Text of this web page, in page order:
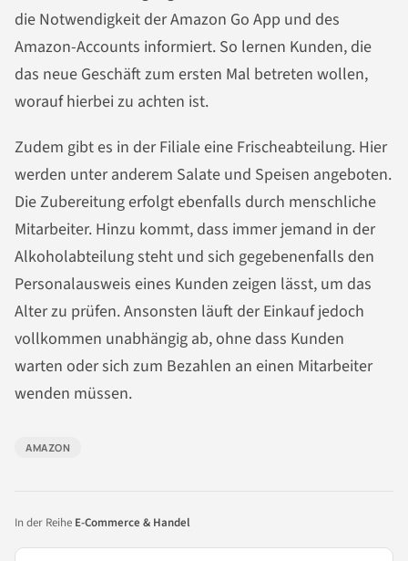
die Notwendigkeit der Amazon Go App und des
Amazon-Accounts informiert. So lernen Kunden, die
das neue Geschäft zum ersten Mal betreten wollen,
worauf hierbei zu achten ist.
Zudem gibt es in der Filiale eine Frischeabteilung. Hier
werden unter anderem Salate und Speisen angeboten.
Die Zubereitung erfolgt ebenfalls durch menschliche
Mitarbeiter. Hinzu kommt, dass immer jemand in der
Alkoholabteilung steht und sich gegebenenfalls den
Personalausweis eines Kunden zeigen lässt, um das
Alter zu prüfen. Ansonsten läuft der Einkauf jedoch
vollkommen unabhängig ab, ohne dass Kunden
warten oder sich zum Bezahlen an einen Mitarbeiter
wenden müssen.
AMAZON
In der Reihe E-Commerce & Handel